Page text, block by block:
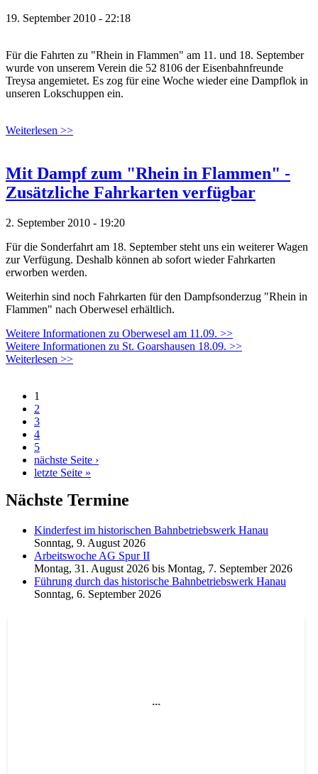
19. September 2010 - 22:18
Für die Fahrten zu "Rhein in Flammen" am 11. und 18. September
wurde von unserem Verein die 52 8106 der Eisenbahnfreunde
Treysa angemietet. Es zog für eine Woche wieder eine Dampflok in
unseren Lokschuppen ein.
Weiterlesen >>
Mit Dampf zum "Rhein in Flammen" -
Zusätzliche Fahrkarten verfügbar
2. September 2010 - 19:20
Für die Sonderfahrt am 18. September steht uns ein weiterer Wagen
zur Verfügung. Deshalb können ab sofort wieder Fahrkarten
erworben werden.
Weiterhin sind noch Fahrkarten für den Dampfsonderzug "Rhein in
Flammen" nach Oberwesel erhältlich.
Weitere Informationen zu Oberwesel am 11.09. >>
Weitere Informationen zu St. Goarshausen 18.09. >>
Weiterlesen >>
1
2
3
4
5
nächste Seite ›
letzte Seite »
Nächste Termine
Kinderfest im historischen Bahnbetriebswerk Hanau
Sonntag, 9. August 2026
Arbeitswoche AG Spur II
Montag, 31. August 2026 bis Montag, 7. September 2026
Führung durch das historische Bahnbetriebswerk Hanau
Sonntag, 6. September 2026